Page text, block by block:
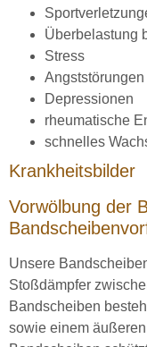
Überbelastung
Stress
Angststörungen
Depressionen
rheumatische
schnelles
Krankheitsbilder
Vorwölbung der
Unsere
Stoßdämpfer
Bandscheiben
sowie einem